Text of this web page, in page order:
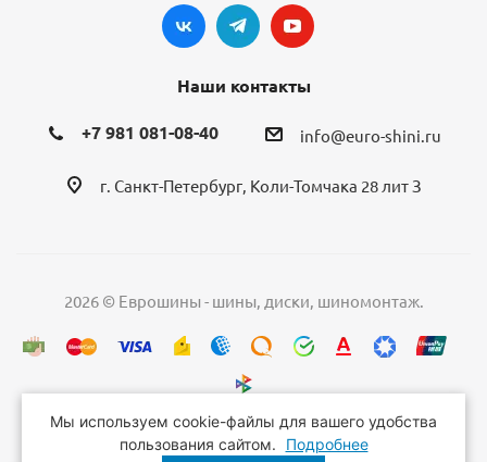
Наши контакты
+7 981 081-08-40 info@euro-shini.ru
г. Санкт-Петербург, Коли-Томчака 28 лит З
2026 © Еврошины - шины, диски, шиномонтаж.
Мы используем cookie-файлы для вашего удобства
пользования сайтом.
Подробнее